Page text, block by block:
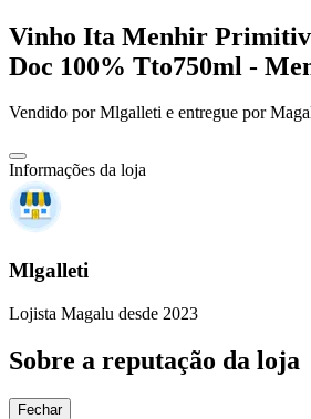
Vinho Ita Menhir
Doc 100% Tto750ml -
Vendido porMlgalleti e entregue por
Informações da loja
Mlgalleti
Lojista Magalu desde 2023
Sobre a reputação da loja
Fechar